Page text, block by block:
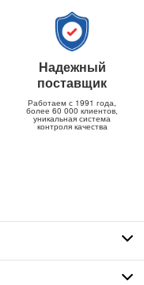
Надежный
поставщик
Работаем с 1991 года,
более 60 000 клиентов,
уникальная система
контроля качества